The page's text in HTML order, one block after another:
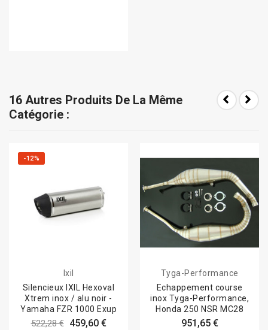
16 Autres Produits De La Même
Catégorie :
-12%
Ixil
Silencieux IXIL Hexoval
Xtrem inox / alu noir -
Yamaha FZR 1000 Exup
522,28 € 459,60 €
Tyga-Performance
Echappement course
inox Tyga-Performance,
Honda 250 NSR MC28
951,65 €